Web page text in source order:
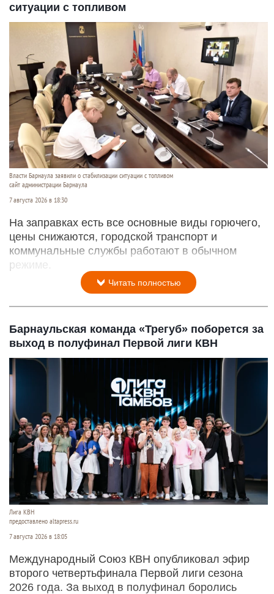
ситуации с топливом
Власти Барнаула заявили о стабилизации ситуации с топливом
сайт администрации Барнаула
7 августа 2026 в 18:30
На заправках есть все основные виды горючего,
цены снижаются, городской транспорт и
коммунальные службы работают в обычном
режиме.
Читать полностью
Барнаульская команда «Трегуб» поборется за
выход в полуфинал Первой лиги КВН
Лига КВН
предоставлено altapress.ru
7 августа 2026 в 18:05
Международный Союз КВН опубликовал эфир
второго четвертьфинала Первой лиги сезона
2026 года. За выход в полуфинал боролись